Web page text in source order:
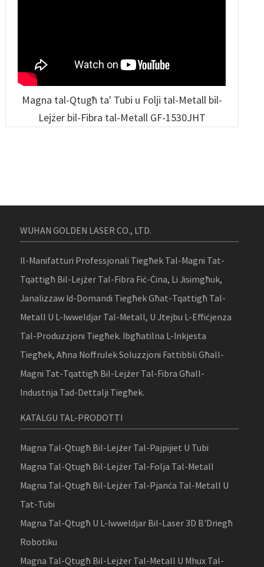
Magna tal-Qtugħ ta' Tubi u Folji tal-Metall bil-
Lejżer bil-Fibra tal-Metall GF-1530JHT
WUHAN GOLDEN LASER CO., LTD.
Il-Manifatturi Professjonali Tiegħek Tal-Magni Tat-
Tqattigħ Bil-Lejżer Tal-Fibra Fiċ-Ċina, Li Jisimgħuk,
Janalizzaw Id-Domandi Tiegħek Għat-Tqattigħ Tal-
Metall U L-Iwweldjar Tal-Metall, U Jtejbu L-Effiċjenza
Tal-Produzzjoni Tiegħek. Ibgħatilna L-Inkjesta
Tiegħek, Aħna Noffrulek Soluzzjoni Fattibbli Għall-
Magni Tat-Tqattigħ Bil-Lejżer Tal-Fibra Għall-
Industrija Tad-Dettalji Tiegħek.
KATALGU TAL-PRODOTTI
Magna Tal-Qtugħ Bil-Lejżer Tal-Pajpijiet U Tubi
Magna Tal-Qtugħ Bil-Lejżer Tal-Folja Tal-Metall
Magna Tal-Qtugħ Bil-Lejżer Tal-Pjanċa Tal-Metall U
Tat-Tubi
Magna Tal-Qtugħ U L-Iwweldjar Bil-Laser 3D B'Driegħ
Robotiku
Magna Tal-Qtugħ Bil-Lejżer Tal-Metall U Mhux Tal-